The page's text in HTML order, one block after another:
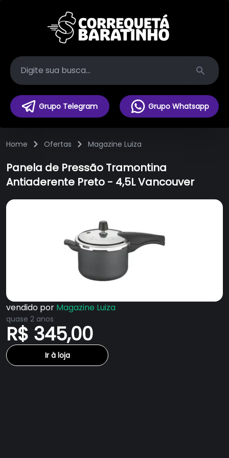
Search
Grupo Telegram Grupo Whatsapp
Home Ofertas Magazine Luiza
Panela de Pressão Tramontina
Antiaderente Preto - 4,5L Vancouver
vendido por Magazine Luiza
quase 2 anos
R$ 345,00
Ir à loja